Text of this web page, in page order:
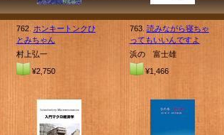
762. ホンキートンクひ
とみちゃん
村上弘一
¥2,750
763. 読みながら寝ちゃ
ってもいいんですよ
浜の 富士雄
¥1,466